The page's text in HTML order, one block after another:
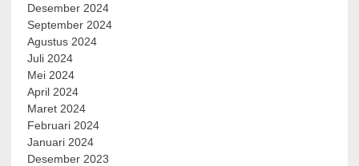
Desember 2024
September 2024
Agustus 2024
Juli 2024
Mei 2024
April 2024
Maret 2024
Februari 2024
Januari 2024
Desember 2023